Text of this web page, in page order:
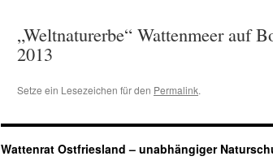
„Weltnaturerbe“ Wattenmeer auf
2013
Setze ein Lesezeichen für den Permalink.
Wattenrat Ostfriesland – unabhängiger